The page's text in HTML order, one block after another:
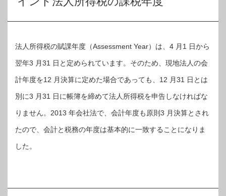
法人所得税の賦課年度（Assessment Year）は、4 月1 日から
翌年3 月31 日と定められています。そのため、現地法人の会
計年度を12 月決算に定めた場合であっても、12 月31 日とは
別に3 月31 日に帳簿を締めて法人所得税を申告しなければな
りません。2013 年会社法で、会計年度も原則3 月決算とされ
たので、会計と税務の年度は基本的に一致することになりま
した。